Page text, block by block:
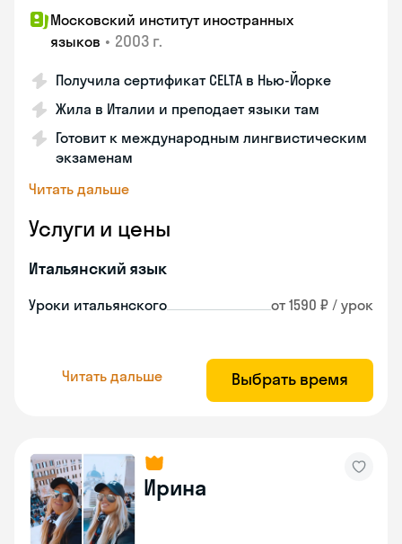
Московский институт иностранных
языков • 2003 г.
Получила сертификат CELTA в Нью-Йорке
Жила в Италии и преподает языки там
Готовит к международным лингвистическим
экзаменам
Читать дальше
Услуги и цены
Итальянский язык
Уроки итальянского от 1590 ₽ / урок
Читать дальше Выбрать время
Ирина